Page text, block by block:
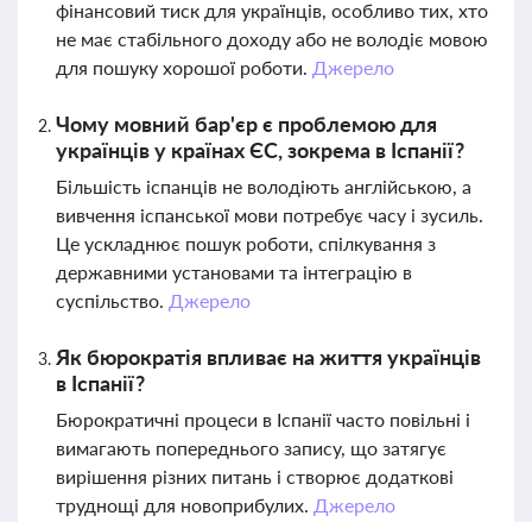
фінансовий тиск для українців, особливо тих, хто
не має стабільного доходу або не володіє мовою
для пошуку хорошої роботи. Джерело
Чому мовний бар'єр є проблемою для
українців у країнах ЄС, зокрема в Іспанії?
Більшість іспанців не володіють англійською, а
вивчення іспанської мови потребує часу і зусиль.
Це ускладнює пошук роботи, спілкування з
державними установами та інтеграцію в
суспільство. Джерело
Як бюрократія впливає на життя українців
в Іспанії?
Бюрократичні процеси в Іспанії часто повільні і
вимагають попереднього запису, що затягує
вирішення різних питань і створює додаткові
труднощі для новоприбулих. Джерело